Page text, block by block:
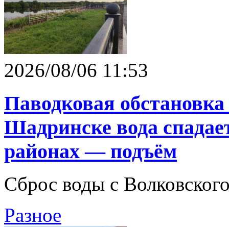
2026/08/06 11:53
Паводковая
Шадринске вода
районах — подъём
Сброс воды с
Разное